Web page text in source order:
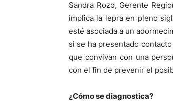
Sandra Rozo, Gerente
implica la lepra en pleno
esté asociada a un
si se ha presentado
que convivan con una
con el fin de prevenir el
¿Cómo se diagnostica?